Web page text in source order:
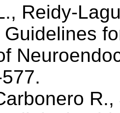
Reidy-